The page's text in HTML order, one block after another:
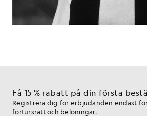
Få 15 % rabatt på din första
Registrera dig för erbjudanden endast
förtursrätt och belöningar.